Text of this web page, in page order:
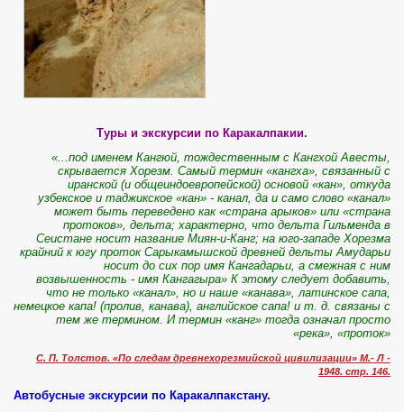
Туры и экскурсии по Каракалпакии.
«...под именем Кангюй, тождественным с Кангхой Авесты,
скрывается Хорезм. Са­мый термин «кангха», связанный с
иранской (и общеиндо­европейской) основой «кан», откуда
узбекское и таджикское «кан» - канал, да и само слово «канал»
может быть пере­ведено как «страна арыков» или «страна
протоков», дельта; характерно, что дельта Гильменда в
Сеистане носит назва­ние Миян-и-Канг; на юго-западе Хорезма
крайний к югу проток Сарыкамышской древней дельты Амударьи
носит до сих пор имя Кангадарьи, а смежная с ним
возвышенность - имя Кангагыра» К этому следует добавить,
что не только «канал», но и наше «канава», латинское сапа,
немецкое капа! (пролив, канава), английское сапа! и т. д. связаны с
тем же термином. И термин «канг» тогда означал просто
«река», «проток»
С. П. Толстов. «По следам древнехорезмийской цивилизации» М.- Л -
1948. стр. 146.
Автобусные экскурсии по Каракалпакстану.